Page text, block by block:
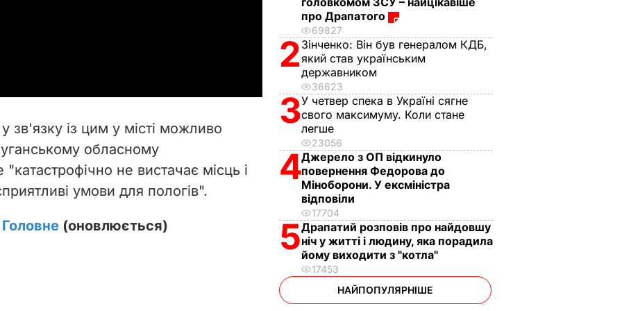
i
d
o
зв'язку із цим у місті можливо
обласному
не вистачає місць і
умови для пологів".
Головне (оновлюється)
про Драпатого
69827
2 Зінченко: Він був генералом КДБ,
який став українським
державником
36623
3У четвер спека в Україні сягне
свого максимуму. Коли стане
легше
23056
4Джерело з ОП відкинуло
повернення Федорова до
Міноборони. У ексміністра
відповіли
17704
5Драпатий розповів про найдовшу
ніч у житті і людину, яка порадила
йому виходити з "котла"
17453
НАЙПОПУЛЯРНІШЕ